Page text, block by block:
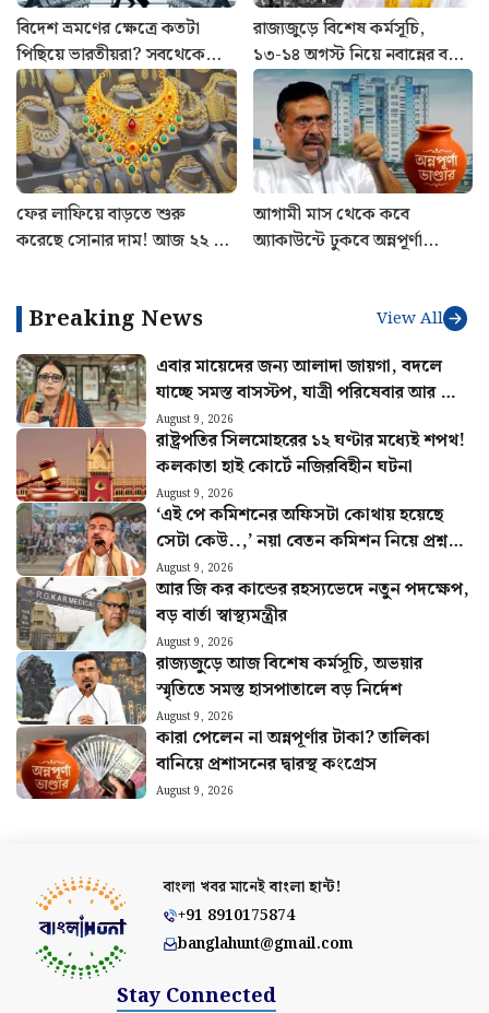
বিদেশ ভ্রমণের ক্ষেত্রে কতটা
পিছিয়ে ভারতীয়রা? সবথেকে
এগিয়ে কারা? সামনে এল
চমকপ্রদ তথ্য
রাজ্যজুড়ে বিশেষ কর্মসূচি,
১৩-১৪ অগস্ট নিয়ে নবান্নের বড়
নির্দেশ
ফের লাফিয়ে বাড়তে শুরু
করেছে সোনার দাম! আজ ২২ ও
আগামী মাস থেকে কবে
অ্যাকাউন্টে ঢুকবে অন্নপূর্ণা
Breaking News View All
এবার মায়েদের জন্য আলাদা জায়গা, বদলে
যাচ্ছে সমস্ত বাসস্টপ, যাত্রী পরিষেবার আর কী
কী পরিবর্তন?
August 9, 2026
রাষ্ট্রপতির সিলমোহরের ১২ ঘণ্টার মধ্যেই শপথ!
কলকাতা হাই কোর্টে নজিরবিহীন ঘটনা
August 9, 2026
‘এই পে কমিশনের অফিসটা কোথায় হয়েছে
সেটা কেউ..,’ নয়া বেতন কমিশন নিয়ে প্রশ্ন
সরকারি কর্মীদের
August 9, 2026
আর জি কর কান্ডের রহস্যভেদে নতুন পদক্ষেপ,
বড় বার্তা স্বাস্থ্যমন্ত্রীর
August 9, 2026
রাজ্যজুড়ে আজ বিশেষ কর্মসূচি, অভয়ার
স্মৃতিতে সমস্ত হাসপাতালে বড় নির্দেশ
August 9, 2026
কারা পেলেন না অন্নপূর্ণার টাকা? তালিকা
বানিয়ে প্রশাসনের দ্বারস্থ কংগ্রেস
August 9, 2026
বাংলা খবর মানেইবাংলা হান্ট!
+91 8910175874
banglahunt@gmail.com
Stay Connected